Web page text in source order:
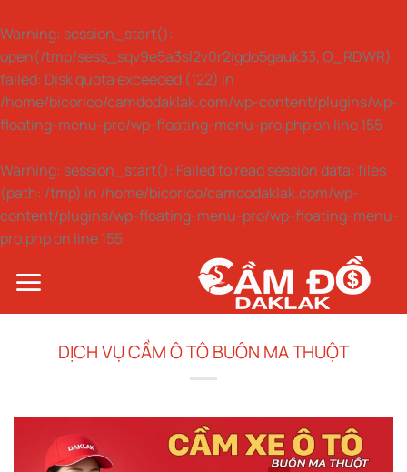
Warning: session_start():
open(/tmp/sess_sqv9e5a3sl2v0r2igdo5gauk33, O_RDWR)
failed: Disk quota exceeded (122) in
/home/bicorico/camdodaklak.com/wp-content/plugins/wp-
floating-menu-pro/wp-floating-menu-pro.phpon line155
Warning: session_start(): Failed to read session data: files
(path: /tmp) in /home/bicorico/camdodaklak.com/wp-
content/plugins/wp-floating-menu-pro/wp-floating-menu-
pro.phpon line155
qua
DỊCH VỤ CẦM Ô TÔ BUÔN MA THUỘT